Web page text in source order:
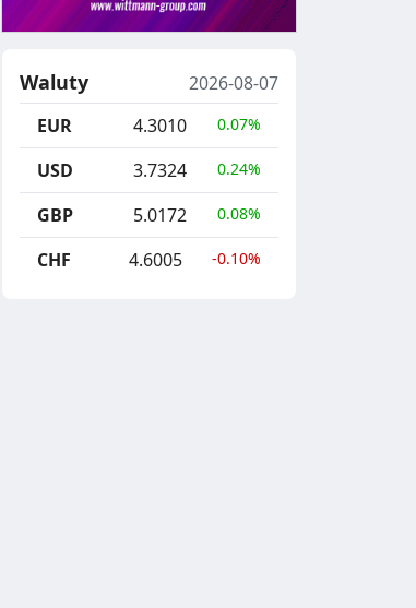
Waluty
2026-08-07
EUR
4.3010 0.07%
USD 3.7324 0.24%
GBP 5.0172 0.08%
CHF 4.6005 -0.10%